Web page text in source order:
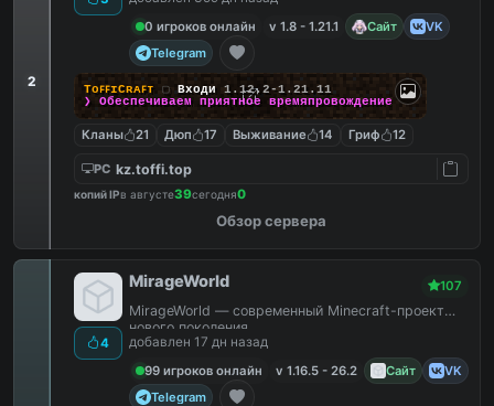
2
0 игроков онлайн
v 1.8 - 1.21.1 Сайт
VK
Telegram
TᴏꜰꜰɪCʀᴀꜰᴛ ▢ Входи 1.12.2-1.21.11
❯ Обеспечиваем приятное времяпровождение
Кланы 21 Дюп 17 Выживание 14 Гриф 12
PC kz.toffi.top
копий IPв августе39сегодня0
Обзор сервера
4
MirageWorld 107
MirageWorld — современный Minecraft-проект
нового поколения.
добавлен 17 дн назад
99 игроков онлайн
v 1.16.5 - 26.2 Сайт
VK
Telegram